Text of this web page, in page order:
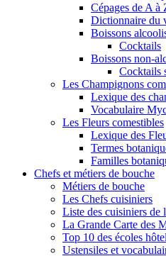
Cépages de A à
Dictionnaire du
Boissons
Cocktails
Boissons non-
Cocktails
Les Champignons
Lexique des
Vocabulaire
Les Fleurs comestibles
Lexique des
Termes
Familles
Chefs et métiers de bouche
Métiers de bouche
Les Chefs cuisiniers
Liste des cuisiniers de
La Grande Carte des
Top 10 des écoles
Ustensiles et